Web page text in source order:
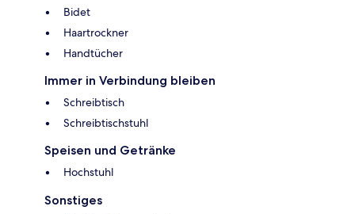
Bidet
Haartrockner
Handtücher
Immer in Verbindung bleiben
Schreibtisch
Schreibtischstuhl
Speisen und Getränke
Hochstuhl
Sonstiges